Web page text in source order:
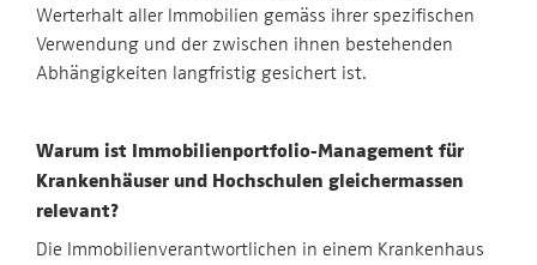
Werterhalt aller Immobilien gemäss ihrer spezifischen
Verwendung und der zwischen ihnen bestehenden
Abhängigkeiten langfristig gesichert ist.
Warum ist Immobilienportfolio-Management für
Krankenhäuser und Hochschulen gleichermassen
relevant?
Die Immobilienverantwortlichen in einem Krankenhaus